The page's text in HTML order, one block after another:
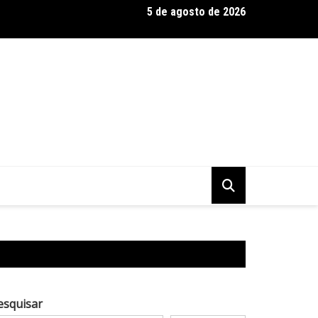
Baseadas em Plantas: Qualidade Importa Mais Que Quantidade,
5 de agosto de 2026